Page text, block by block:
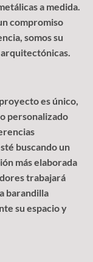
a medida.
compromiso
somos su
arquitectónicas.
es único,
personalizado
buscando un
más elaborada
trabajará
barandilla
su espacio y